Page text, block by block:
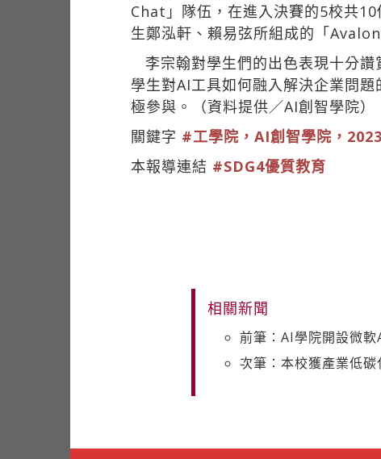
Chat」隊伍，在進入決賽的5校共
生鄭泓軒、賴易弦所組成的「
李宗翰對學生們的出色表現十分
學生對AI工具如何融入解決企業問
極參與。（資料提供／AI創智學院）
關鍵字 #工學院，AI創智學院，
本報導連結 #SDG4優質教育
相關新聞
前筆：AI學院開設微
次筆：本校獲產業低